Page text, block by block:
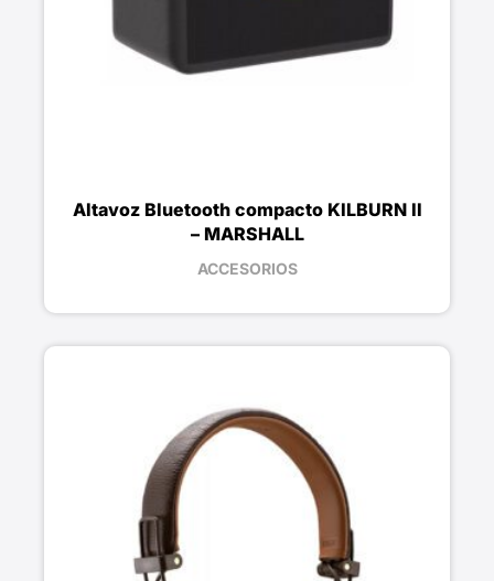
ACCESORIOS
Altavoz Bluetooth compacto KILBURN II
– MARSHALL